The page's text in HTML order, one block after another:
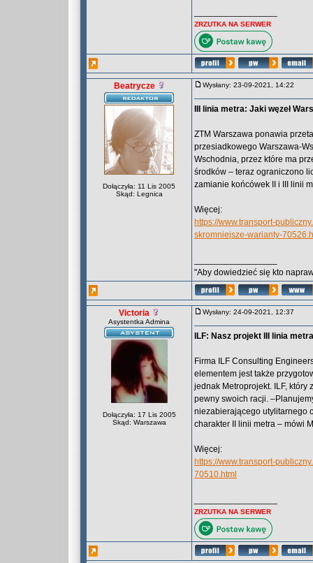
ZRZUTKA NA SERWER
Beatrycze
Dołączyła: 11 Lis 2005
Skąd: Legnica
Wysłany: 23-09-2021, 14:22
III linia metra: Jaki węzeł
ZTM Warszawa ponawia
przesiadkowego Warszawa-
Wschodnia, przez które ma
środków – teraz ograniczono
zamianie końcówek II i III linii
Więcej:
https://www.transport-
skromniejsze-warianty-
"Aby dowiedzieć się kto
Victoria
Asystentka Admina
Dołączyła: 17 Lis 2005
Skąd: Warszawa
Wysłany: 24-09-2021, 12:37
ILF: Nasz projekt III linia
Firma ILF Consulting
elementem jest także
jednak Metroprojekt. ILF, który
pewny swoich racji.
niezabierającego utylitarnego
charakter II linii metra – mówi
Więcej:
https://www.transport-
70510.html
ZRZUTKA NA SERWER